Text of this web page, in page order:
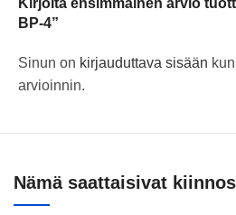
BP-4”
Sinun on kirjauduttava sisään
arvioinnin.
Nämä saattaisivat